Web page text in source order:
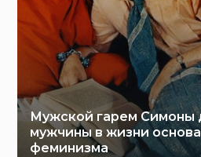
Мужской гарем Симоны
мужчины в жизни
феминизма